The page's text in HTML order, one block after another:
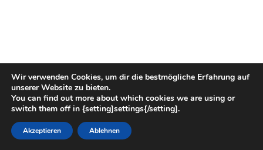
Wir verwenden Cookies, um dir die bestmögliche Erfahrung auf
unserer Website zu bieten.
You can find out more about which cookies we are using or
switch them off in {setting]settings{/setting].
Akzeptieren Ablehnen